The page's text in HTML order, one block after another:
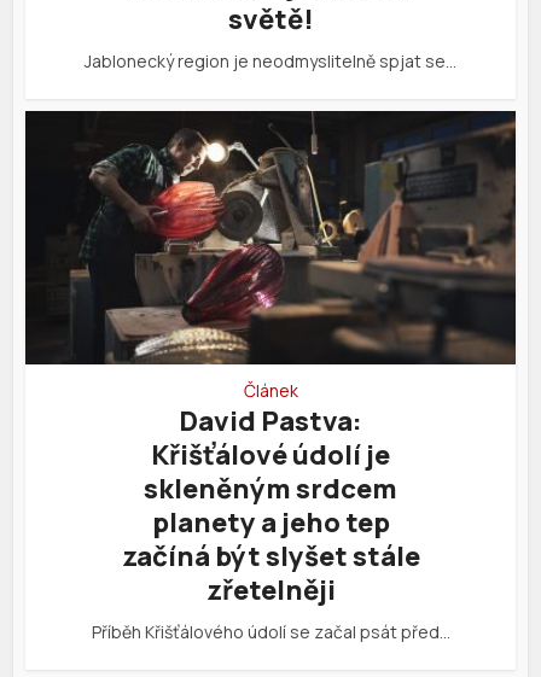
světě!
Jablonecký region je neodmyslitelně spjat se…
Článek
David Pastva:
Křišťálové údolí je
skleněným srdcem
planety a jeho tep
začíná být slyšet stále
zřetelněji
Příběh Křišťálového údolí se začal psát před…